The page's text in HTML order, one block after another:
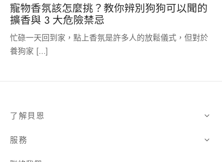
寵物香氛該怎麼挑？教你辨別狗狗可以聞的
擴香與 3 大危險禁忌
忙碌一天回到家，點上香氛是許多人的放鬆儀式，但對於
養狗家 […]
了解貝恩
服務